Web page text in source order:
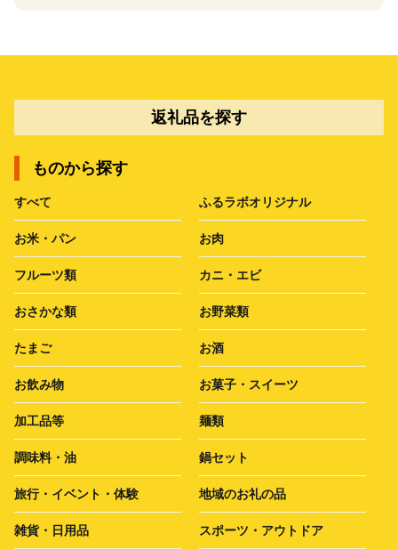
返礼品を探す
ものから探す
すべて ふるラボオリジナル
お米・パン お肉
フルーツ類 カニ・エビ
おさかな類 お野菜類
たまご お酒
お飲み物 お菓子・スイーツ
加工品等 麺類
調味料・油 鍋セット
旅行・イベント・体験 地域のお礼の品
雑貨・日用品 スポーツ・アウトドア